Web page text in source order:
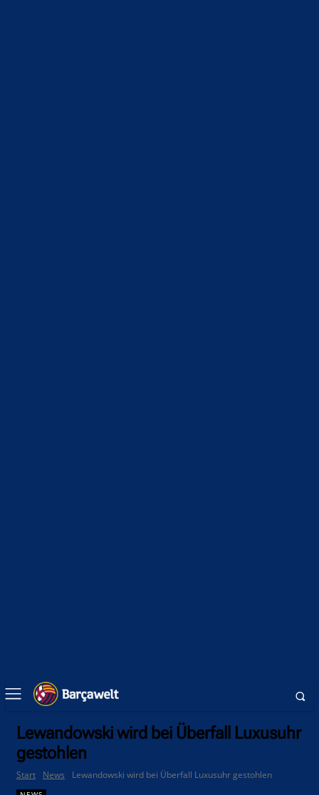
Lewandowski wird bei Überfall Luxusuhr
gestohlen
Start News Lewandowski wird bei Überfall Luxusuhr gestohlen